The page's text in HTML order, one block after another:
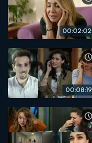
00:02:02
00:08:19